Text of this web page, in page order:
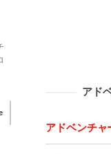
アド
アドベンチャ